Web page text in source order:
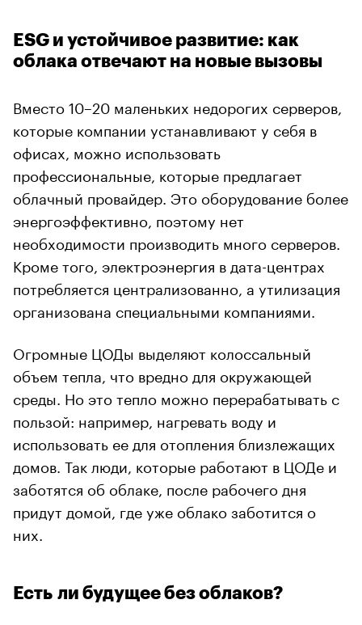
ESG и устойчивое развитие: как
облака отвечают на новые вызовы
Вместо 10–20 маленьких недорогих серверов,
которые компании устанавливают у себя в
офисах, можно использовать
профессиональные, которые предлагает
облачный провайдер. Это оборудование более
энергоэффективно, поэтому нет
необходимости производить много серверов.
Кроме того, электроэнергия в дата-центрах
потребляется централизованно, а утилизация
организована специальными компаниями.
Огромные ЦОДы выделяют колоссальный
объем тепла, что вредно для окружающей
среды. Но это тепло можно перерабатывать с
пользой: например, нагревать воду и
использовать ее для отопления близлежащих
домов. Так люди, которые работают в ЦОДе и
заботятся об облаке, после рабочего дня
придут домой, где уже облако заботится о
них.
Есть ли будущее без облаков?